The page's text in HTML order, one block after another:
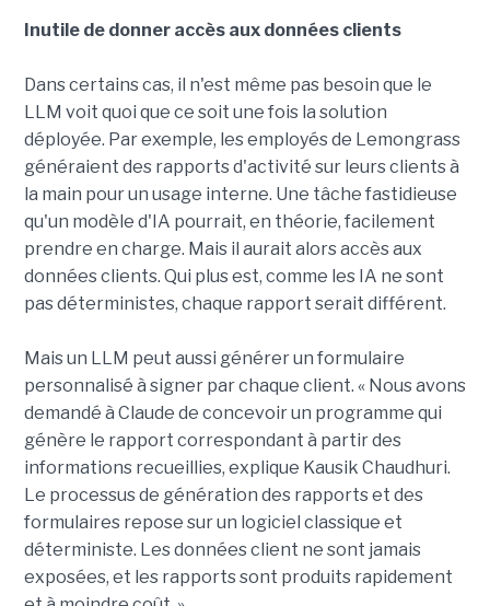
Inutile de donner accès aux données clients
Dans certains cas, il n'est même pas besoin que le
LLM voit quoi que ce soit une fois la solution
déployée. Par exemple, les employés de Lemongrass
généraient des rapports d'activité sur leurs clients à
la main pour un usage interne. Une tâche fastidieuse
qu'un modèle d'IA pourrait, en théorie, facilement
prendre en charge. Mais il aurait alors accès aux
données clients. Qui plus est, comme les IA ne sont
pas déterministes, chaque rapport serait différent.
Mais un LLM peut aussi générer un formulaire
personnalisé à signer par chaque client. « Nous avons
demandé à Claude de concevoir un programme qui
génère le rapport correspondant à partir des
informations recueillies, explique Kausik Chaudhuri.
Le processus de génération des rapports et des
formulaires repose sur un logiciel classique et
déterministe. Les données client ne sont jamais
exposées, et les rapports sont produits rapidement